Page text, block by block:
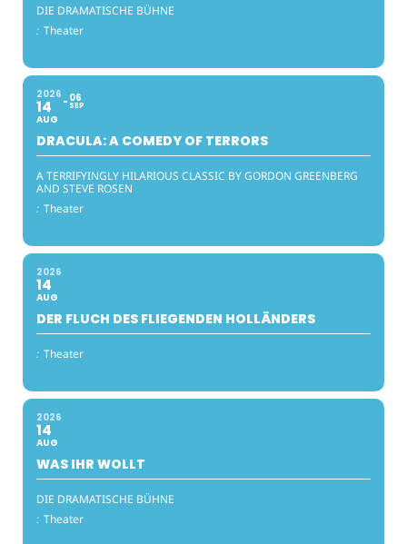
DIE DRAMATISCHE BÜHNE
: Theater
2026
14
AUG
06
SEP
DRACULA: A COMEDY OF TERRORS
A TERRIFYINGLY HILARIOUS CLASSIC BY GORDON GREENBERG
AND STEVE ROSEN
: Theater
2026
14
AUG
DER FLUCH DES FLIEGENDEN HOLLÄNDERS
: Theater
2026
14
AUG
WAS IHR WOLLT
DIE DRAMATISCHE BÜHNE
: Theater